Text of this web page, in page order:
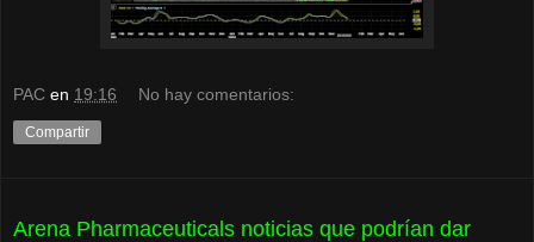
PAC en 19:16 No hay comentarios:
Compartir
Arena Pharmaceuticals noticias que podrían dar